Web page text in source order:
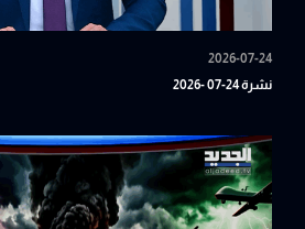
2026-07-24
نشرة 24-07 -2026